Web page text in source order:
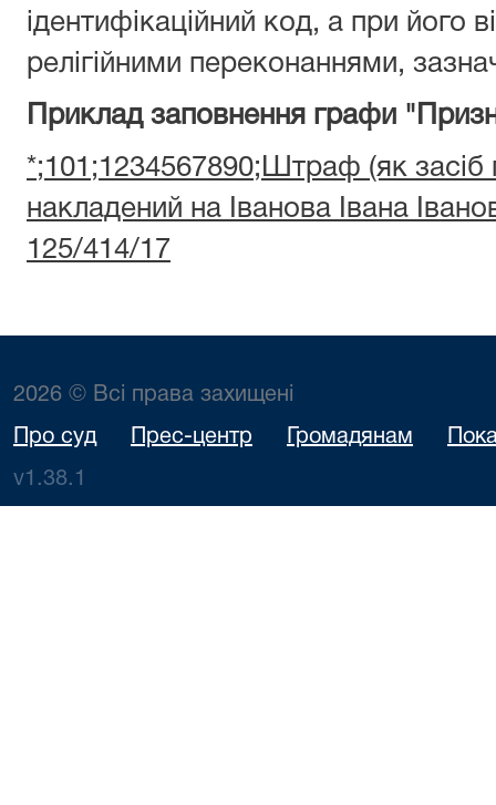
ідентифікаційний код, а при його
релігійними переконаннями,
Приклад заповнення графи
*;101;1234567890;Штраф (як засіб
накладений на Іванова Івана
125/414/17
2026 © Всі права захищені
Про суд Прес-центр Громадянам
v1.38.1